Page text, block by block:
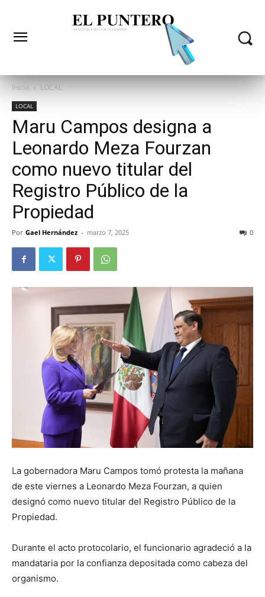
Inicio LOCAL
LOCAL
Maru Campos designa a
Leonardo Meza Fourzan
como nuevo titular del
Registro Público de la
Propiedad
Por Gael Hernández - marzo 7, 2025 0
La gobernadora Maru Campos tomó protesta la mañana
de este viernes a Leonardo Meza Fourzan, a quien
designó como nuevo titular del Registro Público de la
Propiedad.
Durante el acto protocolario, el funcionario agradeció a la
mandataria por la confianza depositada como cabeza del
organismo.